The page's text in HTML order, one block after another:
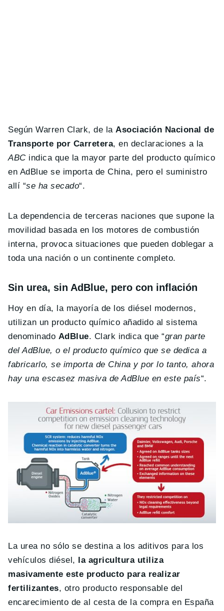
Según Warren Clark, de laAsociación Nacional de
Transporte por Carretera, en declaraciones a la
ABC indica que la mayor parte del producto químico
en AdBlue se importa de China, pero el suministro
allí “se ha secado“.
La dependencia de terceras naciones que supone la
movilidad basada en los motores de combustión
interna, provoca situaciones que pueden doblegar a
toda una nación o un continente completo.
Sin urea, sin AdBlue, pero con inflación
Hoy en día, la mayoría de los diésel modernos,
utilizan un producto químico añadido al sistema
denominado AdBlue. Clark indica que “gran parte
del AdBlue, o el producto químico que se dedica a
fabricarlo, se importa de China y por lo tanto, ahora
hay una escasez masiva de AdBlue en este país“.
La urea no sólo se destina a los aditivos para los
vehículos diésel,
la agricultura utiliza
masivamente este producto para realizar
fertilizantes, otro producto responsable del
encarecimiento de al cesta de la compra en España